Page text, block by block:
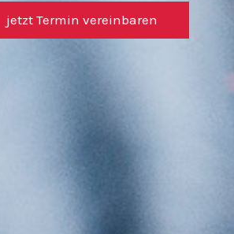
jetzt Termin vereinbaren